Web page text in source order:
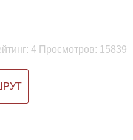
4 Просмотров: 15839